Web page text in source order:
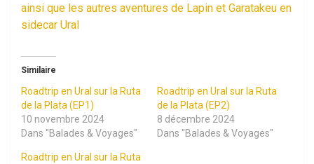
ainsi que les autres aventures de Lapin et Garatakeu en
sidecar Ural
Similaire
Roadtrip en Ural sur la Ruta
de la Plata (EP1)
10 novembre 2024
Dans "Balades & Voyages"
Roadtrip en Ural sur la Ruta
de la Plata (EP2)
8 décembre 2024
Dans "Balades & Voyages"
Roadtrip en Ural sur la Ruta